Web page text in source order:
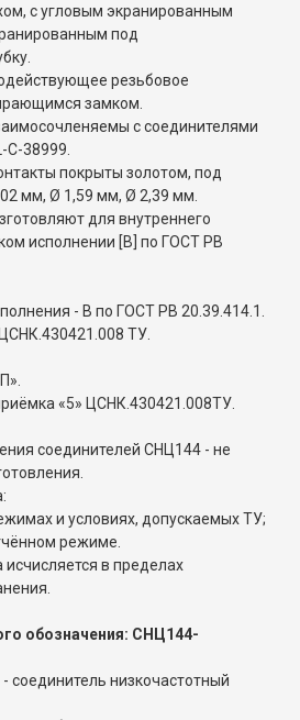
с угловым экранированным
под
резьбовое
замком.
с соединителями
C-38999.
покрыты золотом, под
мм, Ø 1,59 мм, Ø 2,39 мм.
для внутреннего
исполнении [В] по ГОСТ РВ
- В по ГОСТ РВ 20.39.414.1.
ТУ.
«5» ЦСНК.430421.008ТУ.
соединителей СНЦ144 - не
и условиях, допускаемых ТУ;
режиме.
исчисляется в пределах
обозначения: СНЦ144-
соединитель низкочастотный